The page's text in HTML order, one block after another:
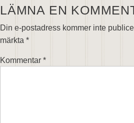
LÄMNA EN
Din e-postadress kommer inte
märkta *
Kommentar *